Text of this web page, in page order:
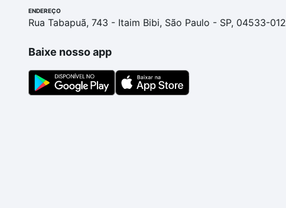
ENDEREÇO
Rua Tabapuã, 743 - Itaim Bibi, São Paulo - SP, 04533-012
Baixe nosso app